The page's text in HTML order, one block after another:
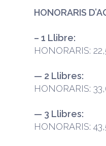
HONORARIS
– 1 Llibre:
HONORARIS:
— 2 Llibres:
HONORARIS:
— 3 Llibres:
HONORARIS: